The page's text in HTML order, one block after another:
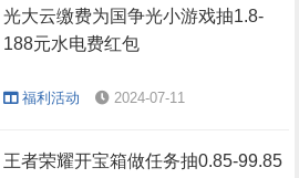
光大云缴费为国争光小游戏抽1.8-
188元水电费红包
福利活动 2024-07-11
王者荣耀开宝箱做任务抽0.85-99.85